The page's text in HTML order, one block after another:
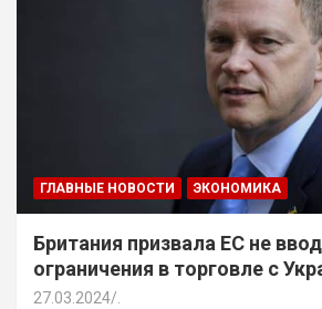
ГЛАВНЫЕ НОВОСТИ ЭКОНОМИКА
Британия призвала ЕС не
ограничения в торговле с
27.03.2024